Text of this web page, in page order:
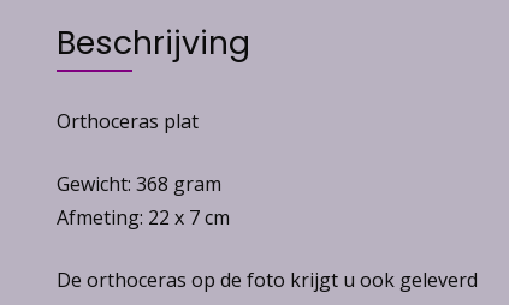
Beschrijving
Orthoceras plat
Gewicht: 368 gram
Afmeting: 22 x 7 cm
De orthoceras op de foto krijgt u ook geleverd